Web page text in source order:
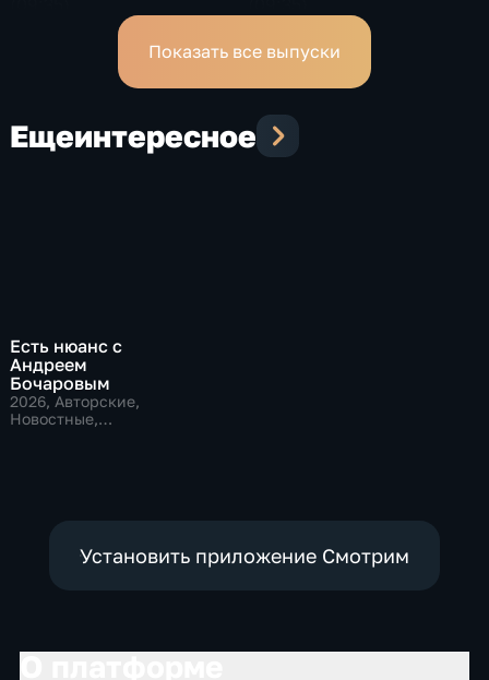
Показать все выпуски
Ещеинтересное
Есть нюанс с
Андреем
Бочаровым
2026, Авторские,
Новостные,
Установить приложение Смотрим